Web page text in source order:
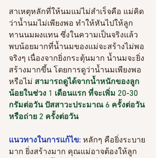
สาเหตุหลักที่ให้นมแม่ไม่สำเร็จคือ แม่คิด
ว่าน้ำนมไม่เพียงพอ ทำให้หันไปให้ลูก
ทานนมผงแทน ซึ่งในความเป็นจริงแล้ว
พบน้อยมากที่น้ำนมของแม่จะสร้างไม่พอ
จริงๆ เนื่องจากยิ่งกระตุ้นมาก น้ำนมจะยิ่ง
สร้างมากขึ้น โดยการดูว่าน้ำนมเพียงพอ
หรือไม่ สามารถดูได้จากน้ำหนักของลูก
น้อยในช่วง 1 เดือนแรก ที่จะเพิ่ม 20-30
กรัมต่อวัน ปัสสาวะประมาณ 6 ครั้งต่อวัน
หรือถ่าย 2 ครั้งต่อวัน
แนวทางในการแก้ไข: หลักๆ คือยิ่งระบาย
มาก ยิ่งสร้างมาก คุณแม่อาจต้องให้ลูก